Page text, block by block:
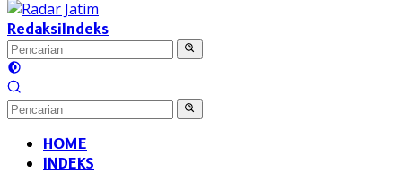
RedaksiIndeks
HOME
INDEKS